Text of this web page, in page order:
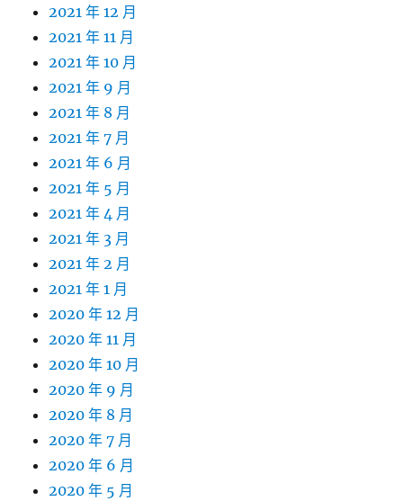
2021 年 12 月
2021 年 11 月
2021 年 10 月
2021 年 9 月
2021 年 8 月
2021 年 7 月
2021 年 6 月
2021 年 5 月
2021 年 4 月
2021 年 3 月
2021 年 2 月
2021 年 1 月
2020 年 12 月
2020 年 11 月
2020 年 10 月
2020 年 9 月
2020 年 8 月
2020 年 7 月
2020 年 6 月
2020 年 5 月